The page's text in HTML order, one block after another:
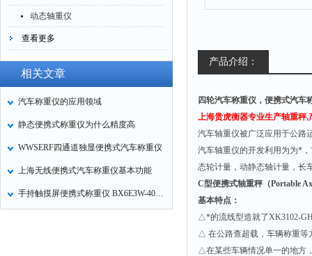
动态轴重仪
查看更多
相关文章
汽车称重仪的应用领域
静态便携式称重仪为什么精度高
WWSERF四通道独显便携式汽车称重仪
上海无线便携式汽车称重仪基本功能
手持触摸屏便携式称重仪 BX6E3W-40t介绍
产品介绍：
四轮汽车称重仪，便携式汽车
上海贵虎衡器专业生产轴重
汽车轴重仪被广泛应用于公
汽车轴重仪的开发利用为为*
态轮计量，动静态轴计量，长
C型便携式轴重秤（Portable
基本特点：
△*的流线型造就了XK3102-
△ 在公路查超载，车辆称重等
△在某些车辆情况单一的地方